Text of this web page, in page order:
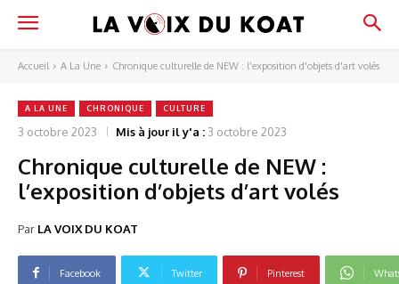
Accueil A La Une Chronique culturelle de NEW : l'exposition d'objets d'art volés
A LA UNE CHRONIQUE CULTURE
3 octobre 2023 Mis à jour il y'a : 3 octobre 2023
Chronique culturelle de NEW :
l’exposition d’objets d’art volés
Par LA VOIX DU KOAT
Facebook Twitter Pinterest